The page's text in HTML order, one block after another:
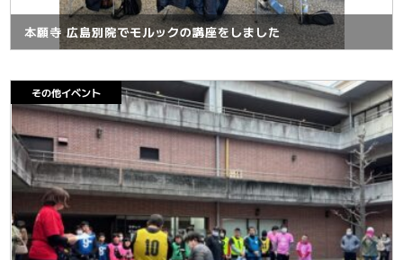
本願寺 広島別院でモルックの講座をしました
その他イベント